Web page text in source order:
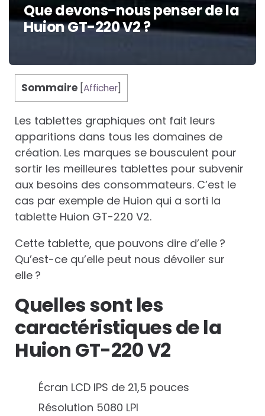
Que devons-nous penser de la
Huion GT-220 V2 ?
Sommaire Afficher
Les tablettes graphiques ont fait leurs
apparitions dans tous les domaines de
création. Les marques se bousculent pour
sortir les meilleures tablettes pour subvenir
aux besoins des consommateurs. C’est le
cas par exemple de Huion qui a sorti la
tablette Huion GT-220 V2.
Cette tablette, que pouvons dire d’elle ?
Qu’est-ce qu’elle peut nous dévoiler sur
elle ?
Quelles sont les
caractéristiques de la
Huion GT-220 V2
Écran LCD IPS de 21,5 pouces
Résolution 5080 LPI